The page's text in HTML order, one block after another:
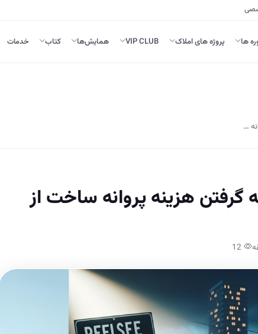
ها پروژه های املاک VIP CLUB همایش‌ها کتاب خدمات
…
گرفتن هزینه پروانه ساخت از